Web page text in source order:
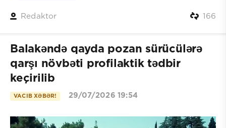
Redaktor 166
Balakəndə qayda pozan sürücülərə
qarşı növbəti profilaktik tədbir
keçirilib
VACIB XƏBƏR! 29/07/2026 19:54